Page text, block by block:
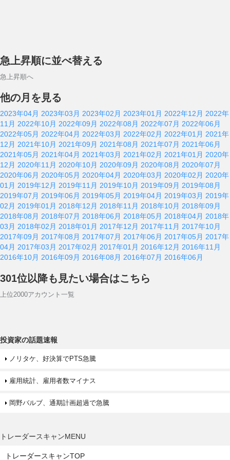
急上昇順に並べ替える
急上昇順へ
他の月を見る
2023年04月 2023年03月 2023年02月 2023年01月 2022年12月 2022年
11月 2022年10月 2022年09月 2022年08月 2022年07月 2022年06月
2022年05月 2022年04月 2022年03月 2022年02月 2022年01月 2021年
12月 2021年10月 2021年09月 2021年08月 2021年07月 2021年06月
2021年05月 2021年04月 2021年03月 2021年02月 2021年01月 2020年
12月 2020年11月 2020年10月 2020年09月 2020年08月 2020年07月
2020年06月 2020年05月 2020年04月 2020年03月 2020年02月 2020年
01月 2019年12月 2019年11月 2019年10月 2019年09月 2019年08月
2019年07月 2019年06月 2019年05月 2019年04月 2019年03月 2019年
02月 2019年01月 2018年12月 2018年11月 2018年10月 2018年09月
2018年08月 2018年07月 2018年06月 2018年05月 2018年04月 2018年
03月 2018年02月 2018年01月 2017年12月 2017年11月 2017年10月
2017年09月 2017年08月 2017年07月 2017年06月 2017年05月 2017年
04月 2017年03月 2017年02月 2017年01月 2016年12月 2016年11月
2016年10月 2016年09月 2016年08月 2016年07月 2016年06月
301位以降も見たい場合はこちら
上位2000アカウント一覧
投資家の話題速報
ノリタケ、好決算でPTS急騰
雇用統計、雇用者数マイナス
岡野バルブ、通期計画超過で急騰
トレーダースキャンMENU
トレーダースキャンTOP